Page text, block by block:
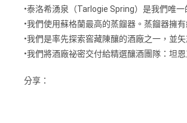
•泰洛希湧泉（Tarlogie Spring）是我們唯
•我們使用蘇格蘭最高的蒸餾器。蒸餾器擁
•我們是率先探索窖藏陳釀的酒廠之一，並
•我們將酒廠祕密交付給精選釀酒團隊：坦
分享：